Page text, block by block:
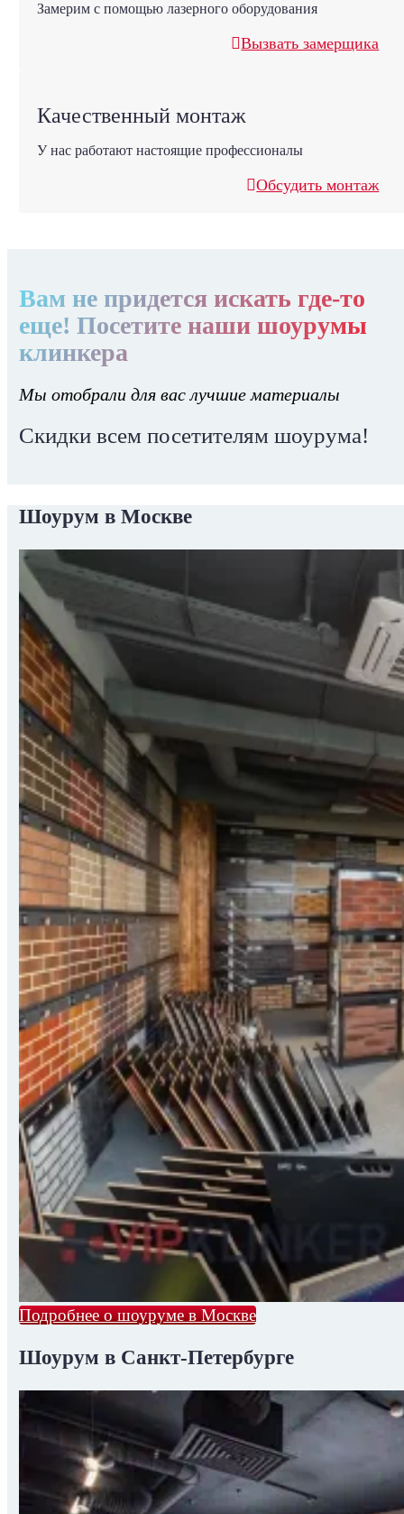
Замерим с помощью лазерного оборудования
Вызвать замерщика
Качественный монтаж
У нас работают настоящие профессионалы
Обсудить монтаж
Вам не придется искать где-то
еще! Посетите наши шоурумы
клинкера
Мы отобрали для вас лучшие материалы
Скидки всем посетителям шоурума!
Шоурум в Москве
Подробнее о шоуруме в Москве
Шоурум в Санкт-Петербурге